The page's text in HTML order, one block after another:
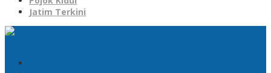
Jatim Terkini